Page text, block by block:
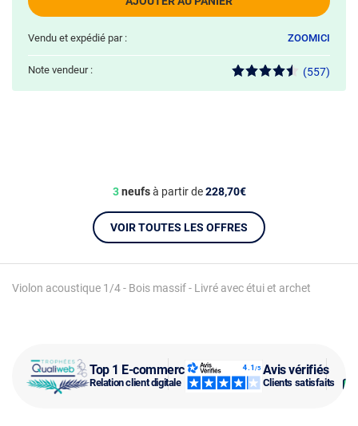
Top 1 E-commerce
Relation client digitale
Avis vérifiés
Clients satisfaits
Violon acoustique 1/4 - Bois massif - Livré avec étui et archet
Vendu et expédié par : ZOOMICI
Note vendeur : (557)
3neufsà partir de228,70€
VOIR TOUTES LES OFFRES